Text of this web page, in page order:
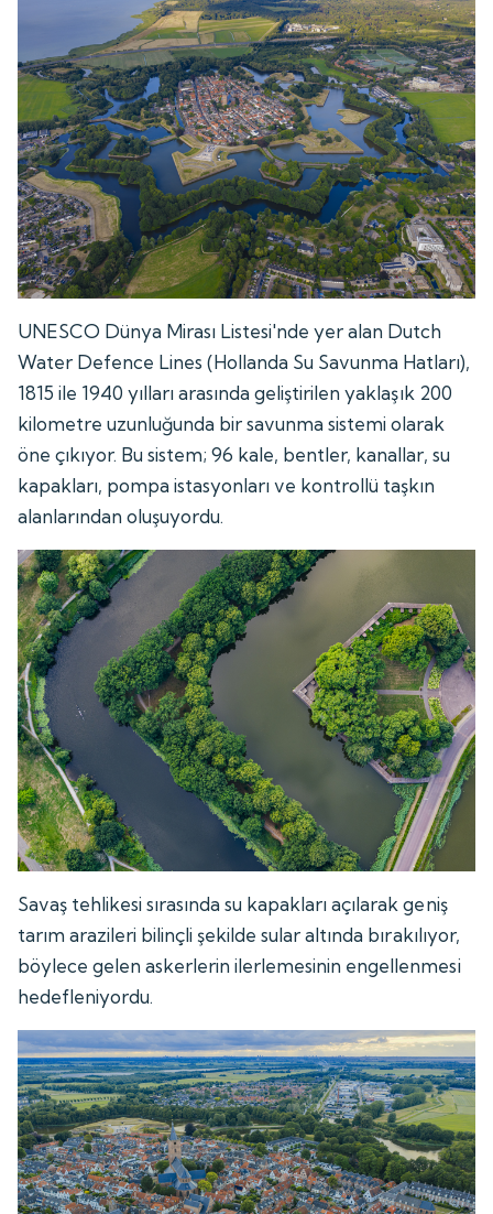
UNESCO Dünya Mirası Listesi'nde yer alan Dutch
Water Defence Lines (Hollanda Su Savunma Hatları),
1815 ile 1940 yılları arasında geliştirilen yaklaşık 200
kilometre uzunluğunda bir savunma sistemi olarak
öne çıkıyor. Bu sistem; 96 kale, bentler, kanallar, su
kapakları, pompa istasyonları ve kontrollü taşkın
alanlarından oluşuyordu.
Savaş tehlikesi sırasında su kapakları açılarak geniş
tarım arazileri bilinçli şekilde sular altında bırakılıyor,
böylece gelen askerlerin ilerlemesinin engellenmesi
hedefleniyordu.